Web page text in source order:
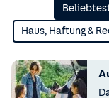
Haus, Haftung &